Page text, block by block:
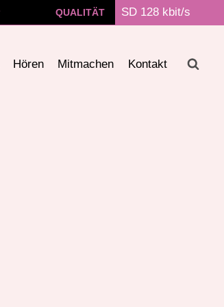
QUALITÄT
Hören Mitmachen Kontakt